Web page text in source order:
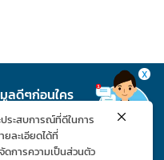
ลดีๆก่อนใคร
X
ระสบการณ์ที่ดีในการ
ละเอียดได้ที่
ดการความเป็นส่วนตัว